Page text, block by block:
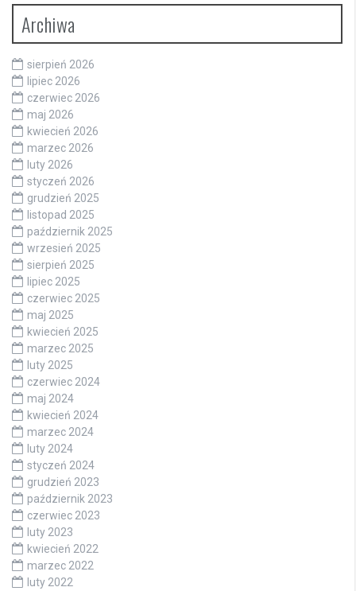
Archiwa
sierpień 2026
lipiec 2026
czerwiec 2026
maj 2026
kwiecień 2026
marzec 2026
luty 2026
styczeń 2026
grudzień 2025
listopad 2025
październik 2025
wrzesień 2025
sierpień 2025
lipiec 2025
czerwiec 2025
maj 2025
kwiecień 2025
marzec 2025
luty 2025
czerwiec 2024
maj 2024
kwiecień 2024
marzec 2024
luty 2024
styczeń 2024
grudzień 2023
październik 2023
czerwiec 2023
luty 2023
kwiecień 2022
marzec 2022
luty 2022